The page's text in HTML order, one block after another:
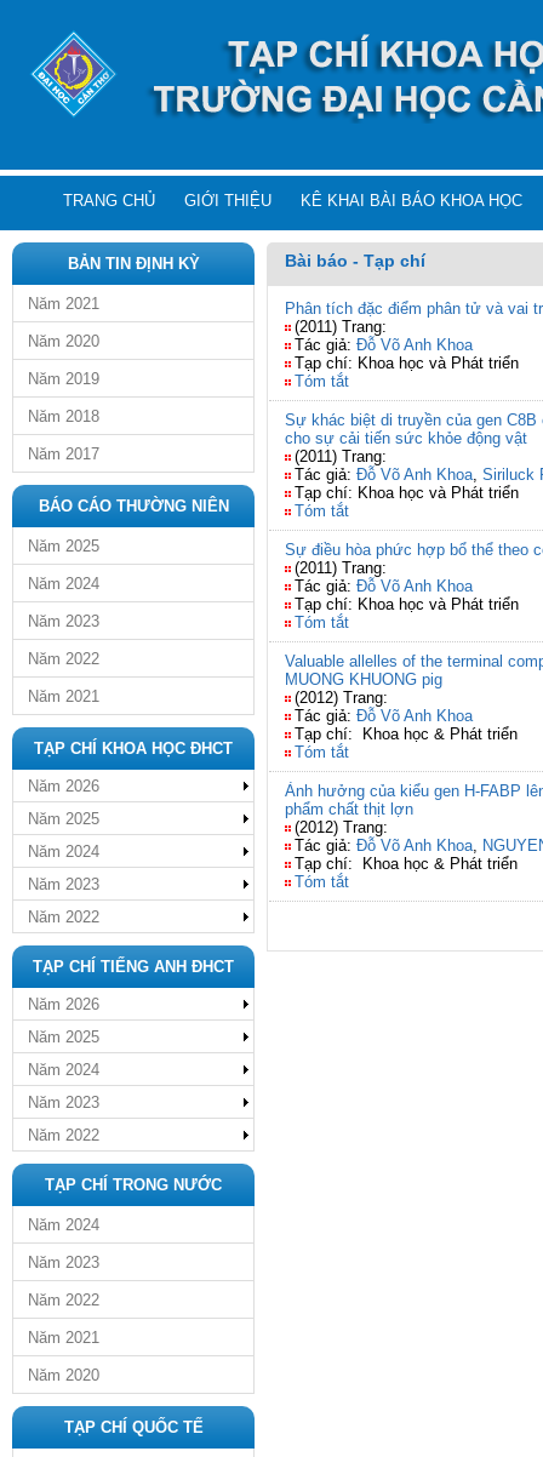
TRANG CHỦ GIỚI THIỆU KÊ KHAI BÀI BÁO KHOA HỌC
BẢN TIN ĐỊNH KỲ
Năm 2021
Năm 2020
Năm 2019
Năm 2018
Năm 2017
BÁO CÁO THƯỜNG NIÊN
Năm 2025
Năm 2024
Năm 2023
Năm 2022
Năm 2021
TẠP CHÍ KHOA HỌC ĐHCT
Năm 2026
Năm 2025
Năm 2024
Năm 2023
Năm 2022
TẠP CHÍ TIẾNG ANH ĐHCT
Năm 2026
Năm 2025
Năm 2024
Năm 2023
Năm 2022
TẠP CHÍ TRONG NƯỚC
Năm 2024
Năm 2023
Năm 2022
Năm 2021
Năm 2020
TẠP CHÍ QUỐC TẾ
Bài báo - Tạp chí
Phân tích đặc điểm phân tử và vai
(2011) Trang:
Tác giả: Đỗ Võ Anh Khoa
Tạp chí: Khoa học và Phát triển
Tóm tắt
Sự khác biệt di truyền của gen
cho sự cải tiến sức khỏe động vật
(2011) Trang:
Tác giả: Đỗ Võ Anh Khoa, Siriluck
Tạp chí: Khoa học và Phát triển
Tóm tắt
Sự điều hòa phức hợp bổ thể theo
(2011) Trang:
Tác giả: Đỗ Võ Anh Khoa
Tạp chí: Khoa học và Phát triển
Tóm tắt
Valuable allelles of the terminal
MUONG KHUONG pig
(2012) Trang:
Tác giả: Đỗ Võ Anh Khoa
Tạp chí: Khoa học & Phát triển
Tóm tắt
Ảnh hưởng của kiểu gen H-FABP
phẩm chất thịt lợn
(2012) Trang:
Tác giả: Đỗ Võ Anh Khoa,
Tạp chí: Khoa học & Phát triển
Tóm tắt